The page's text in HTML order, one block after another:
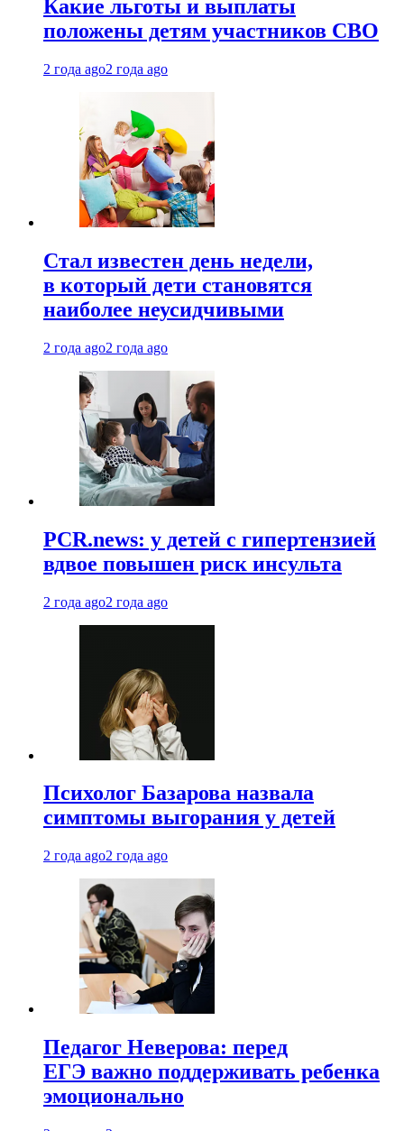
Какие льготы и выплаты
положены детям участников СВО
2 года ago2 года ago
Стал известен день недели,
в который дети становятся
наиболее неусидчивыми
2 года ago2 года ago
PCR.news: у детей с гипертензией
вдвое повышен риск инсульта
2 года ago2 года ago
Психолог Базарова назвала
симптомы выгорания у детей
2 года ago2 года ago
Педагог Неверова: перед
ЕГЭ важно поддерживать ребенка
эмоционально